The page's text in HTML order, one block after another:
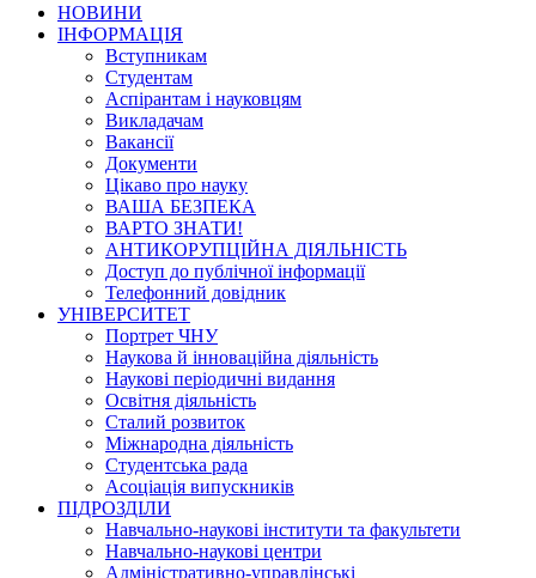
НОВИНИ
ІНФОРМАЦІЯ
Вступникам
Студентам
Аспірантам і науковцям
Викладачам
Вакансії
Документи
Цікаво про науку
ВАША БЕЗПЕКА
ВАРТО ЗНАТИ!
АНТИКОРУПЦІЙНА ДІЯЛЬНІСТЬ
Доступ до публічної інформації
Телефонний довідник
УНІВЕРСИТЕТ
Портрет ЧНУ
Наукова й інноваційна діяльність
Наукові періодичні видання
Освітня діяльність
Сталий розвиток
Міжнародна діяльність
Студентська рада
Асоціація випускників
ПІДРОЗДІЛИ
Навчально-наукові інститути та факультети
Навчально-наукові центри
Адміністративно-управлінські